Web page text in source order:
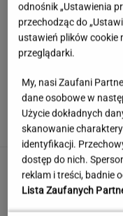
Jerzy
odnośnik „Ustawienia
przechodząc do
ustawień plików cookie
przeglądarki.
My, nasi Zaufani
dane osobowe w
Użycie dokładnych
skanowanie
identyfikacji.
dostęp do nich.
reklam i treści, badnie
Lista Zaufanych